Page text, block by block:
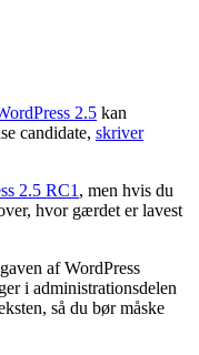
2.5 kan
candidate, skriver
2.5 RC1 , men hvis du
hvor gærdet er lavest
af WordPress
i administrationsdelen
så du bør måske